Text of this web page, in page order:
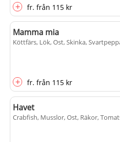
+ fr. från 115 kr
Mamma mia
Köttfärs, Lök, Ost, Skinka,
+ fr. från 115 kr
Havet
Crabfish, Musslor, Ost, Räkor,